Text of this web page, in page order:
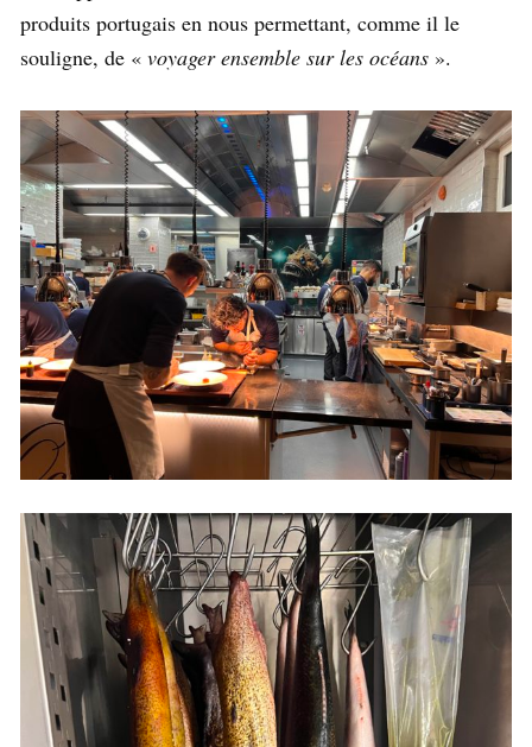
produits portugais en nous permettant, comme il le
souligne, de « voyager ensemble sur les océans ».